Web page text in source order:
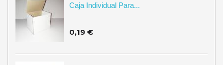
Caja Individual Para...
0,19 €